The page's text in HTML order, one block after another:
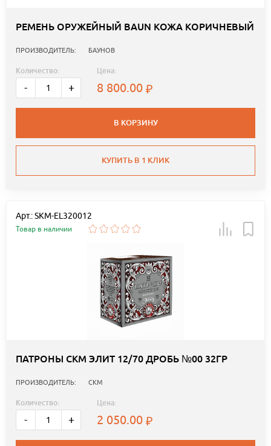
РЕМЕНЬ ОРУЖЕЙНЫЙ BAUN КОЖА КОРИЧНЕВЫЙ
ПРОИЗВОДИТЕЛЬ: БАУНОВ
Количество:
- +
Цена:
8 800.00
В КОРЗИНУ
КУПИТЬ В 1 КЛИК
Арт.: SKM-EL320012
Товар в наличии
ПАТРОНЫ СКМ ЭЛИТ 12/70 ДРОБЬ №00 32ГР
ПРОИЗВОДИТЕЛЬ: СКМ
Количество:
- +
Цена:
2 050.00